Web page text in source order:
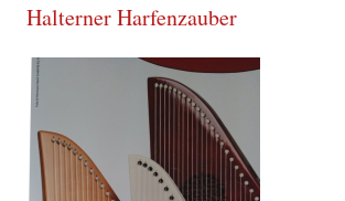
Halterner Harfenzauber